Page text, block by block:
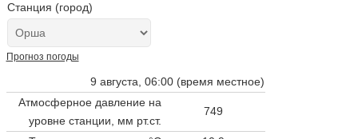
Станция (город)
Прогноз погоды
9 августа, 06:00 (время местное)
Атмосферное давление на
уровне станции, мм рт.ст.
749